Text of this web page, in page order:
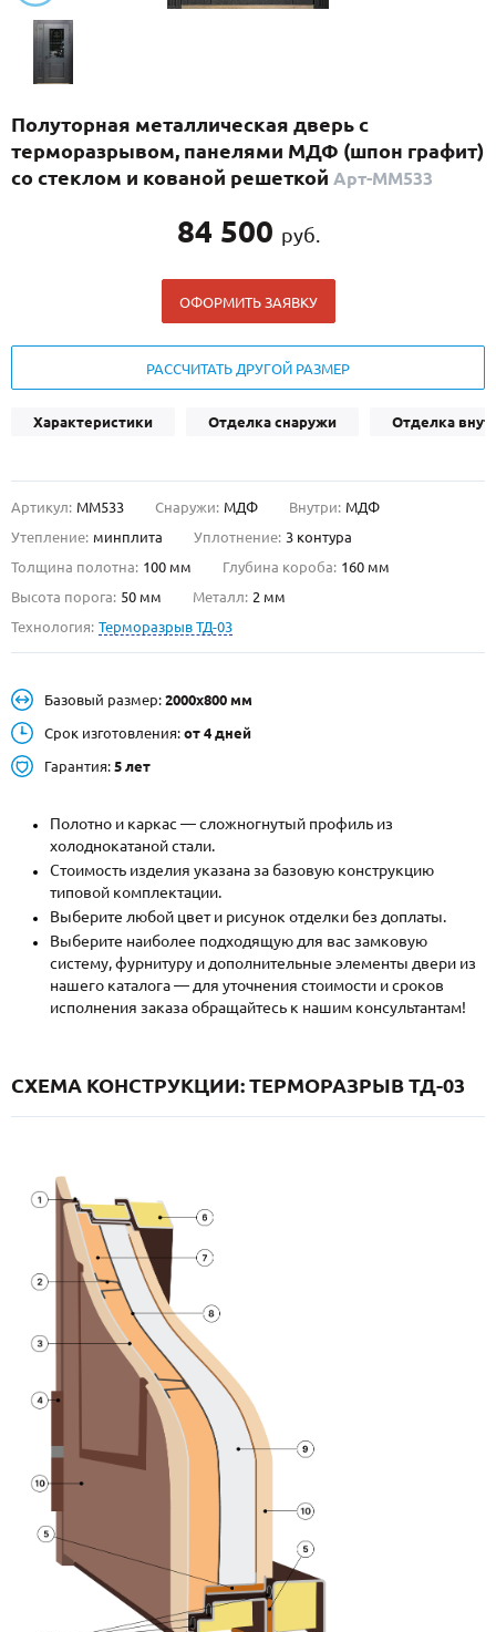
С реечным дизайном(29)
ПО НАЗНАЧЕНИЮ
ПО КОНСТРУКЦИИ
О НАС
Металлические двери от производителя с доставкой и установкой в
НАЙТИ:
INFO@META-M.RU
ЗАПРОСИТЬ РАСЧЕТ
Каталог
Записаться на замер
Полуторная металлическая дверь с
терморазрывом, панелями МДФ (шпон графит)
со стеклом и кованой решеткой Арт-ММ533
84 500 руб.
ОФОРМИТЬ ЗАЯВКУ
РАССЧИТАТЬ ДРУГОЙ РАЗМЕР
Характеристики Отделка снаружи Отделка
Артикул: ММ533 Снаружи: МДФ Внутри: МДФ
Утепление: минплита Уплотнение: 3 контура
Толщина полотна: 100 мм Глубина короба: 160 мм
Высота порога: 50 мм Металл: 2 мм
Технология: Терморазрыв ТД-03
Базовый размер: 2000х800 мм
Срок изготовления: от 4 дней
Гарантия: 5 лет
Полотно и каркас — сложногнутый профиль из
холоднокатаной стали.
Стоимость изделия указана за базовую конструкцию
типовой комплектации.
Выберите любой цвет и рисунок отделки без доплаты.
Выберите наиболее подходящую для вас замковую
систему, фурнитуру и дополнительные элементы двери из
нашего каталога — для уточнения стоимости и сроков
исполнения заказа обращайтесь к нашим консультантам!
СХЕМА КОНСТРУКЦИИ: ТЕРМОРАЗРЫВ ТД-03